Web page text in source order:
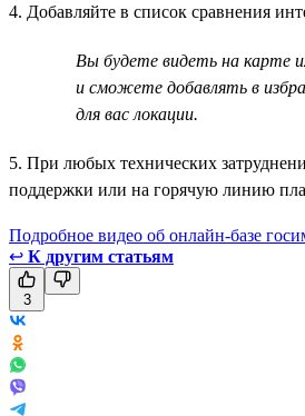
4. Добавляйте в список сравнения
Вы будете видеть на карте
и сможете добавлять в
для вас локации.
5. При любых технических
поддержки или на горячую линию
Подробное видео об онлайн-базе
↩ К другим статьям
3